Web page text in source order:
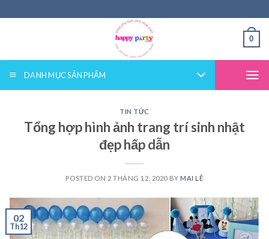
0
DANH MỤC SẢN PHẨM
TIN TỨC
Tổng hợp hình ảnh trang trí sinh nhật
đẹp hấp dẫn
POSTED ON 2 THÁNG 12, 2020BY MAI LÊ
02
Th12